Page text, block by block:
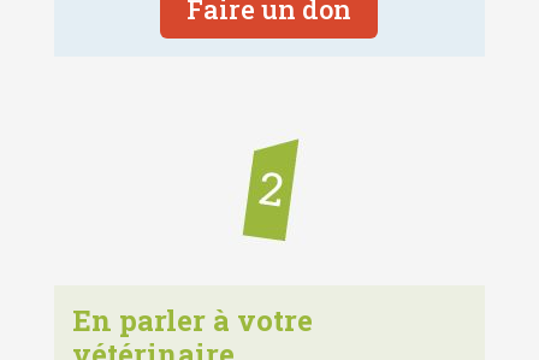
Faire un don
En parler à votre